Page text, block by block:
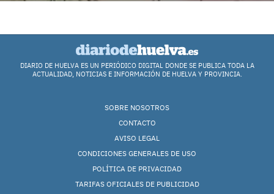
DIARIO DE HUELVA ES UN PERIÓDICO DIGITAL DONDE SE PUBLICA TODA LA
ACTUALIDAD, NOTICIAS E INFORMACIÓN DE HUELVA Y PROVINCIA.
SOBRE NOSOTROS
CONTACTO
AVISO LEGAL
CONDICIONES GENERALES DE USO
POLÍTICA DE PRIVACIDAD
TARIFAS OFICIALES DE PUBLICIDAD